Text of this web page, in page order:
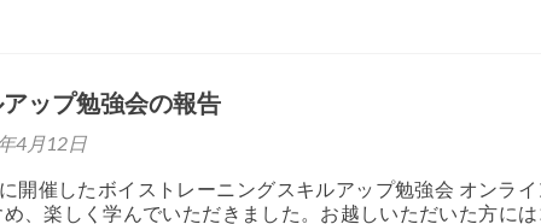
ップ勉強会の報告
4月12日
開催したボイストレーニングスキルアップ勉強会 オンラ
、楽しく学んでいただきました。お越しいただいた方に